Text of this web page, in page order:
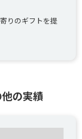
りのギフトを提
の実績